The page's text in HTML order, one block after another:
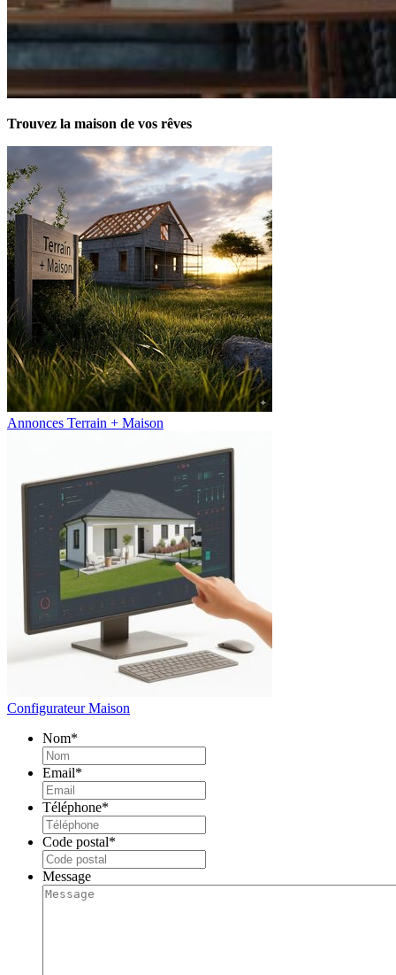
Trouvez la maison de vos rêves
Annonces Terrain + Maison
Configurateur Maison
Nom*
Email*
Téléphone*
Code postal*
Message